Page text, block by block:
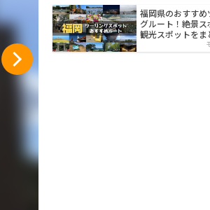
福岡県のおすすめ
グルート！絶景ス
観光スポットをま